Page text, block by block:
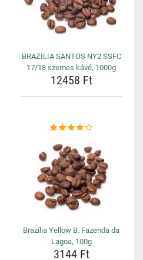
BRAZÍLIA SANTOS NY2 SSFC
17/18 szemes kávé, 1000g
12458 Ft
Brazília Yellow B. Fazenda da
Lagoa, 100g
3144 Ft